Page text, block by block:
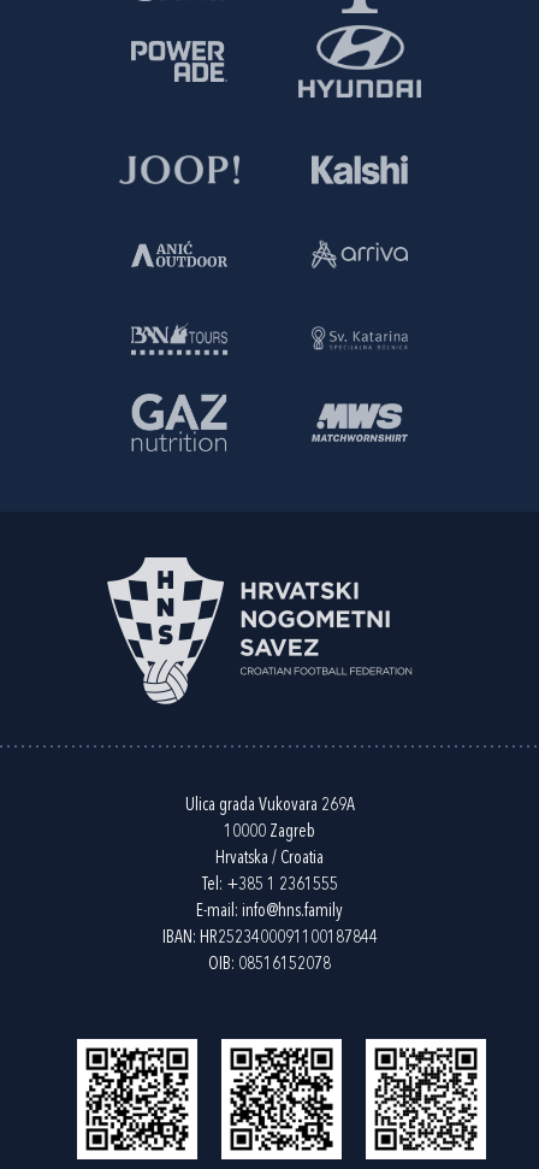
Ulica grada Vukovara 269A
10000 Zagreb
Hrvatska / Croatia
Tel: +385 1 2361555
E-mail: info@hns.family
IBAN: HR2523400091100187844
OIB: 08516152078